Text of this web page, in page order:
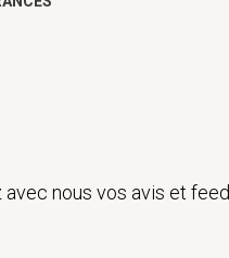
nous vos avis et